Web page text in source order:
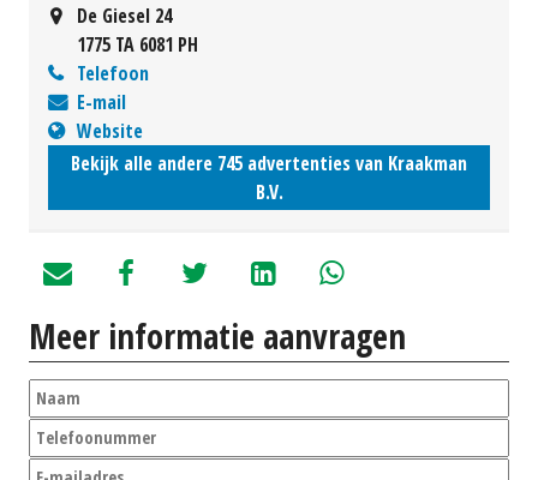
De Giesel 24
1775 TA 6081 PH
Telefoon
E-mail
Website
Bekijk alle andere 745 advertenties van Kraakman
B.V.
Meer informatie aanvragen